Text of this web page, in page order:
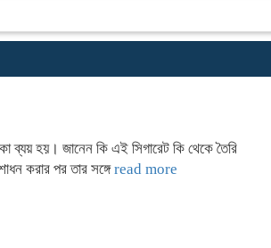
ব্যয় হয়। জানেন কি এই সিগারেট কি থেকে তৈরি
করার পর তার সঙ্গেread more